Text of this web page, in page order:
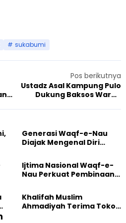
sukabumi
Pos berikutnya
Ustadz Asal Kampung Pulo
Dukung Baksos Warga
Generasi Waqf-e-Nau
Diajak Mengenal Diri
Dunia
Ijtima Nasional Waqf-e-
Nau Perkuat Pembinaan
Masa Depan
Khalifah Muslim
Ahmadiyah Terima Tokoh